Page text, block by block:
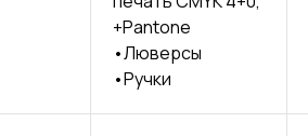
+Pantone
•Люверсы
•Ручки